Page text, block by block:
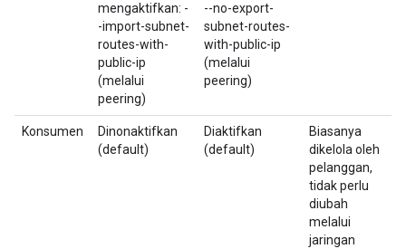
mengaktifkan: -
-import-subnet-
routes-with-
public-ip
(melalui
peering)
--no-export-
subnet-routes-
with-public-ip
(melalui
peering)
Konsumen
Dinonaktifkan
(default)
Diaktifkan
(default)
Biasanya
dikelola oleh
pelanggan,
tidak perlu
diubah
melalui
jaringan